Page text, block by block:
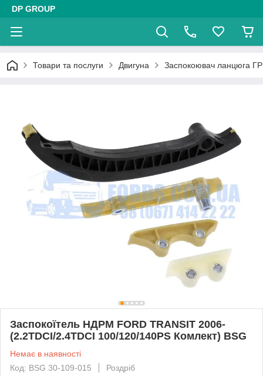
DP GROUP
Товари та послуги Двигуна Заспокоювач ланцюга
Заспокоїтель НДРМ FORD TRANSIT 2006-
(2.2TDCI/2.4TDCI 100/120/140PS Комлект) BSG
Немає в наявності
Код: BSG 30-109-015
Роздріб